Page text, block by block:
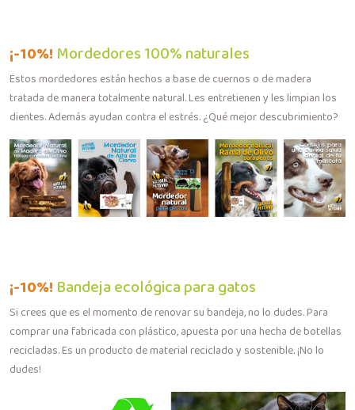
¡-10%! Mordedores 100% naturales
Estos mordedores están hechos a base de cuernos o de madera
tratada de manera totalmente natural. Les entretienen y les limpian los
dientes. Además ayudan contra el estrés. ¿Qué mejor descubrimiento?
¡-10%! Bandeja ecológica para gatos
Si crees que es el momento de renovar su bandeja, no lo dudes. Para
comprar una fabricada con plástico, apuesta por una hecha de botellas
recicladas. Es un producto de material reciclado y sostenible. ¡No lo
dudes!